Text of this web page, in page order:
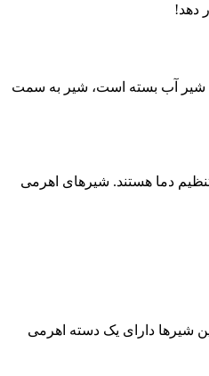
دهد!
شیر آب بسته است، شیر به سمت
دما هستند. شیرهای اهرمی
شیرها دارای یک دسته اهرمی